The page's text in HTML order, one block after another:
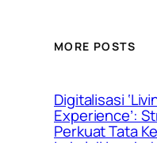
MORE POSTS
Digitalisasi
Experience’:
Perkuat Tata